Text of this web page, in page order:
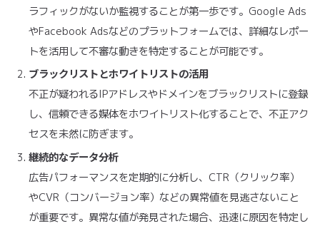
ラフィックがないか監視することが第一歩です。Google Ads
やFacebook Adsなどのプラットフォームでは、詳細なレポー
トを活用して不審な動きを特定することが可能です。
ブラックリストとホワイトリストの活用
不正が疑われるIPアドレスやドメインをブラックリストに登録
し、信頼できる媒体をホワイトリスト化することで、不正アク
セスを未然に防ぎます。
継続的なデータ分析
広告パフォーマンスを定期的に分析し、CTR（クリック率）
やCVR（コンバージョン率）などの異常値を見逃さないこと
が重要です。異常な値が発見された場合、迅速に原因を特定し